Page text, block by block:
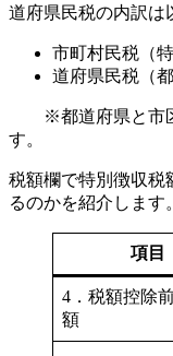
道府県民税の内訳は
市町村民税（
道府県民税（
※都道府県と市区
す。
税額欄で特別徴収税
るのかを紹介します。
項目
4．税額控除
額